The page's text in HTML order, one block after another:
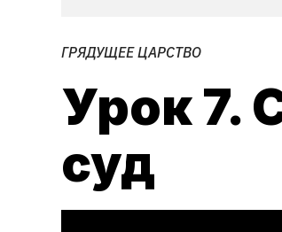
ГРЯДУЩЕЕ ЦАРСТВО
Урок 7.
суд